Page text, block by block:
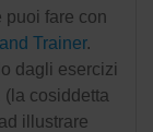
puoi fare con
Trainer.
dagli esercizi
cosiddetta
illustrare